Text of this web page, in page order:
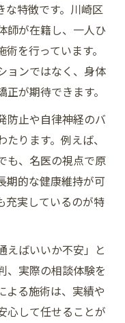
な特徴です。川崎区
師が在籍し、一人ひ
を行っています。
ョンではなく、身体
が期待できます。
防止や自律神経のバ
ります。例えば、
も、名医の視点で原
期的な健康維持が可
充実しているのが特
えばいいか不安」と
、実際の相談体験を
よる施術は、実績や
心して任せることが